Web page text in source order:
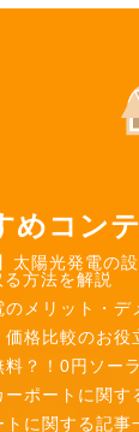
めコン
太陽光発電の
方法を解説
のメリット・デ
価格比較のお役
？！0円ソー
ーポートに関す
トに関する記事